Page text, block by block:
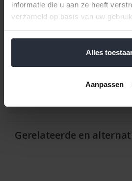
informatie die u aan ze heeft
verzameld op basis van uw
Alles
Aanpassen
Voedselveilig
Met deze open bakspatel combineer
ideaal voor dagelijks koken en bakken.
Reviews
Gerelateerde en